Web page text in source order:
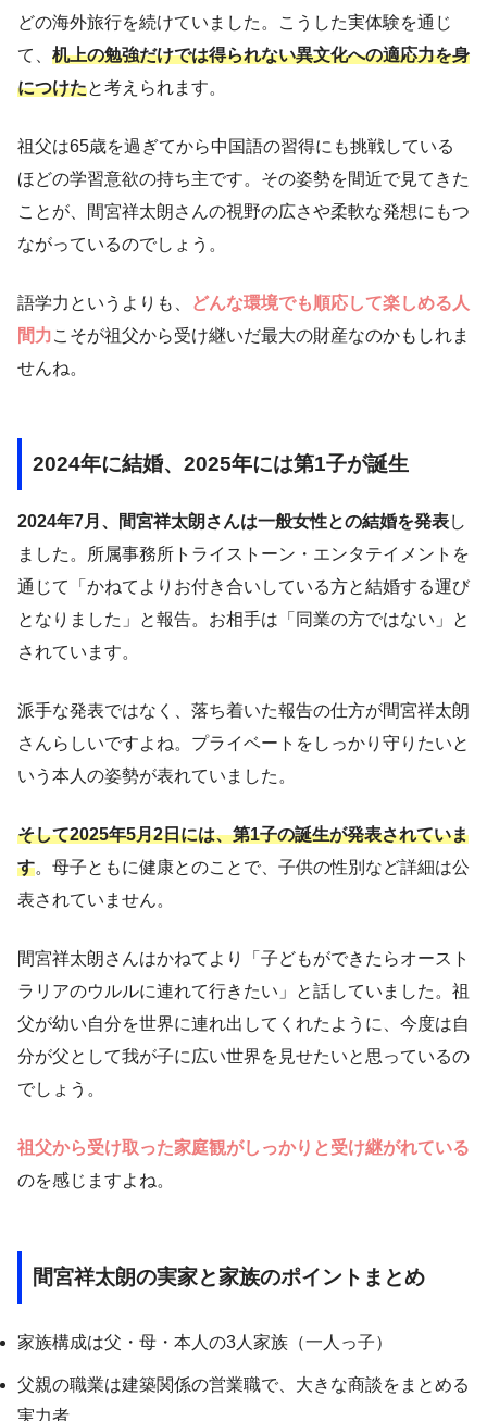
どの海外旅行を続けていました。こうした実体験を通じ
て、 机上の勉強だけでは得られない異文化への適応力を身
につけたと考えられます。
祖父は65歳を過ぎてから中国語の習得にも挑戦している
ほどの学習意欲の持ち主です。その姿勢を間近で見てきた
ことが、間宮祥太朗さんの視野の広さや柔軟な発想にもつ
ながっているのでしょう。
語学力というよりも、
どんな環境でも順応して楽しめる人
間力こそが祖父から受け継いだ最大の財産なのかもしれま
せんね。
2024年に結婚、2025年には第1子が誕生
2024年7月、間宮祥太朗さんは一般女性との結婚を発表し
ました。所属事務所トライストーン・エンタテイメントを
通じて「かねてよりお付き合いしている方と結婚する運び
となりました」と報告。お相手は「同業の方ではない」と
されています。
派手な発表ではなく、落ち着いた報告の仕方が間宮祥太朗
さんらしいですよね。プライベートをしっかり守りたいと
いう本人の姿勢が表れていました。
そして2025年5月2日には、第1子の誕生が発表されていま
す。母子ともに健康とのことで、子供の性別など詳細は公
表されていません。
間宮祥太朗さんはかねてより「子どもができたらオースト
ラリアのウルルに連れて行きたい」と話していました。祖
父が幼い自分を世界に連れ出してくれたように、今度は自
分が父として我が子に広い世界を見せたいと思っているの
でしょう。
祖父から受け取った家庭観がしっかりと受け継がれている
のを感じますよね。
間宮祥太朗の実家と家族のポイントまとめ
家族構成は父・母・本人の3人家族（一人っ子）
父親の職業は建築関係の営業職で、大きな商談をまとめる
実力者